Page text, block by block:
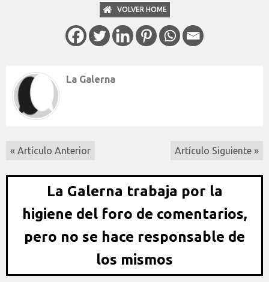
VOLVER HOME
La Galerna
« Artículo Anterior Artículo Siguiente »
La Galerna trabaja por la
higiene del foro de comentarios,
pero no se hace responsable de
los mismos